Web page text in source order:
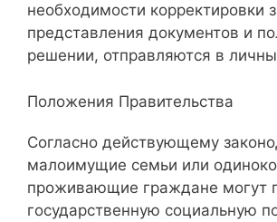
необходимости корректировки
представления документов и
решении, отправляются в
Положения Правительства
Согласно действующему
малоимущие семьи или одиноко
проживающие граждане могут
государственную социальную